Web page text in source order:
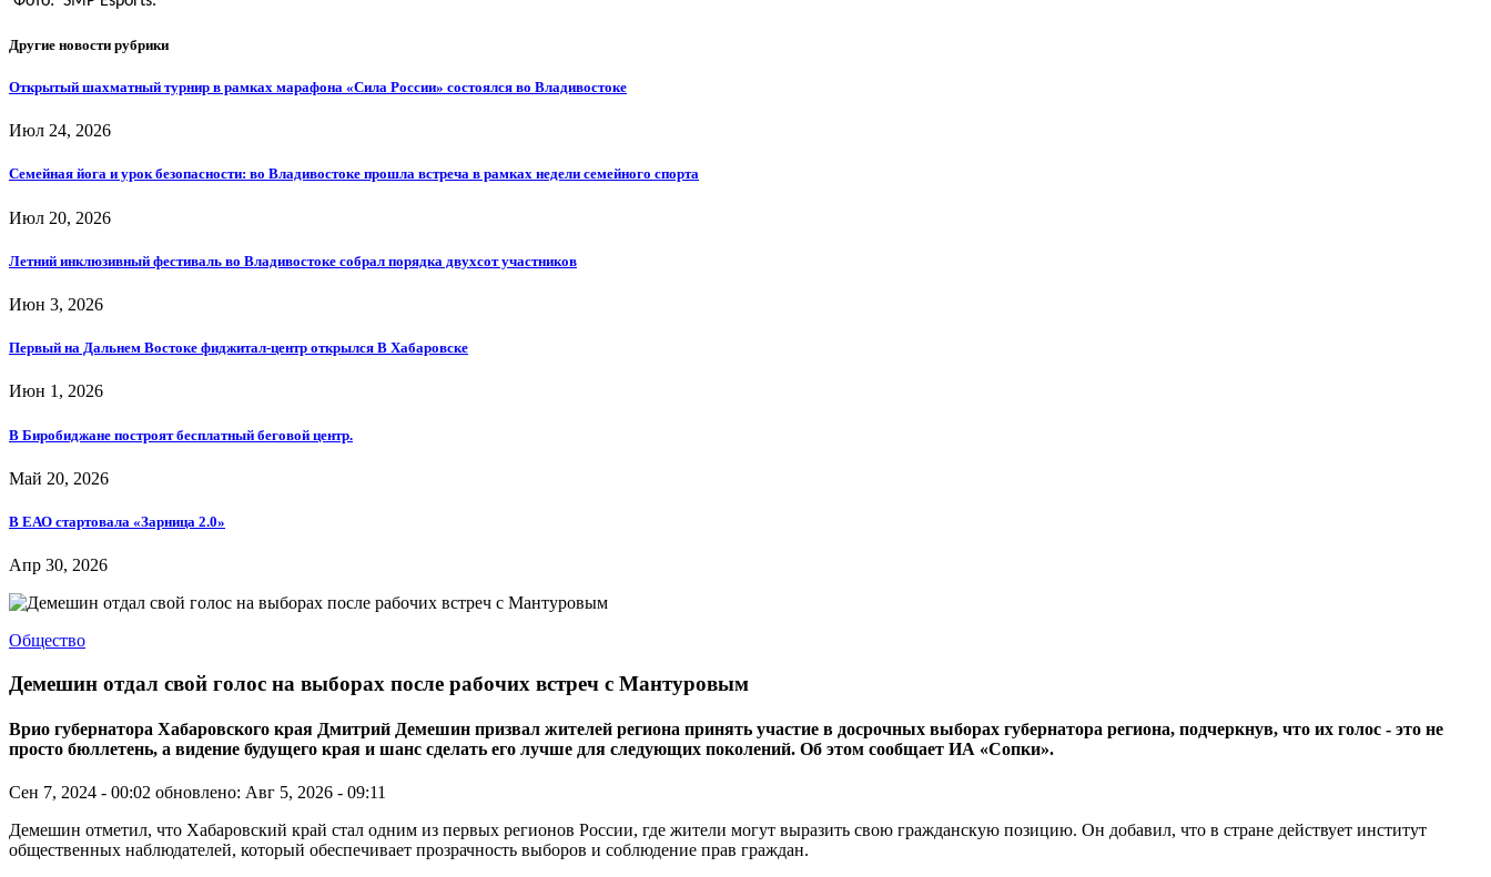
Другие новости рубрики
Открытый шахматный турнир в рамках марафона «Сила России» состоялся во Владивостоке
Июл 24, 2026
Семейная йога и урок безопасности: во Владивостоке прошла встреча в рамках недели семейного спорта
Июл 20, 2026
Летний инклюзивный фестиваль во Владивостоке собрал порядка двухсот участников
Июн 3, 2026
Первый на Дальнем Востоке фиджитал-центр открылся В Хабаровске
Июн 1, 2026
В Биробиджане построят бесплатный беговой центр.
Май 20, 2026
В ЕАО стартовала «Зарница 2.0»
Апр 30, 2026
Общество
Демешин отдал свой голос на выборах после рабочих встреч с Мантуровым
Врио губернатора Хабаровского края Дмитрий Демешин призвал жителей региона принять участие в досрочных выборах губернатора региона, подчеркнув, что их голос - это не
просто бюллетень, а видение будущего края и шанс сделать его лучше для следующих поколений. Об этом сообщает ИА «Сопки».
Сен 7, 2024 - 00:02 обновлено: Авг 5, 2026 - 09:11
Демешин отметил, что Хабаровский край стал одним из первых регионов России, где жители могут выразить свою гражданскую позицию. Он добавил, что в стране действует институт
общественных наблюдателей, который обеспечивает прозрачность выборов и соблюдение прав граждан.